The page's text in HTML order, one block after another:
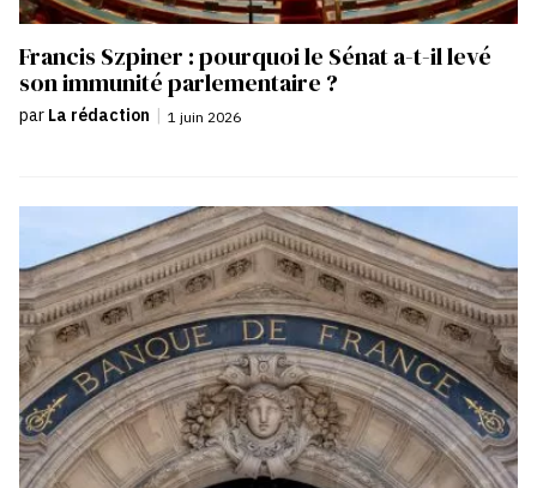
Francis Szpiner : pourquoi le Sénat a-t-il levé
son immunité parlementaire ?
par La rédaction | 1 juin 2026